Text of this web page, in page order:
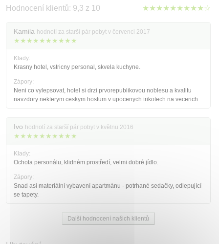
Hodnocení klientů: 9,3 z 10 ★★★★★★★★★☆
Kamila hodnotí za starší pár pobyt v červenci 2017
★★★★★★★★★★
Klady:
Krasny hotel, vstricny personal, skvela kuchyne.
Zápory:
Neni co vylepsovat, hotel si drzi prvorepublikovou noblesu a kvalitu
navzdory nekterym ceskym hostum v upocenych trikotech na vecerich
Ivo hodnotí za starší pár pobyt v květnu 2016
★★★★★★★★★★
Klady:
Ochota personálu, klidném prostředí, velmi dobré jídlo.
Zápory:
Snad asi materiální vybavení apartmánu - potrhané sedačky, odlepující
se tapety.
Další hodnocení našich klientů